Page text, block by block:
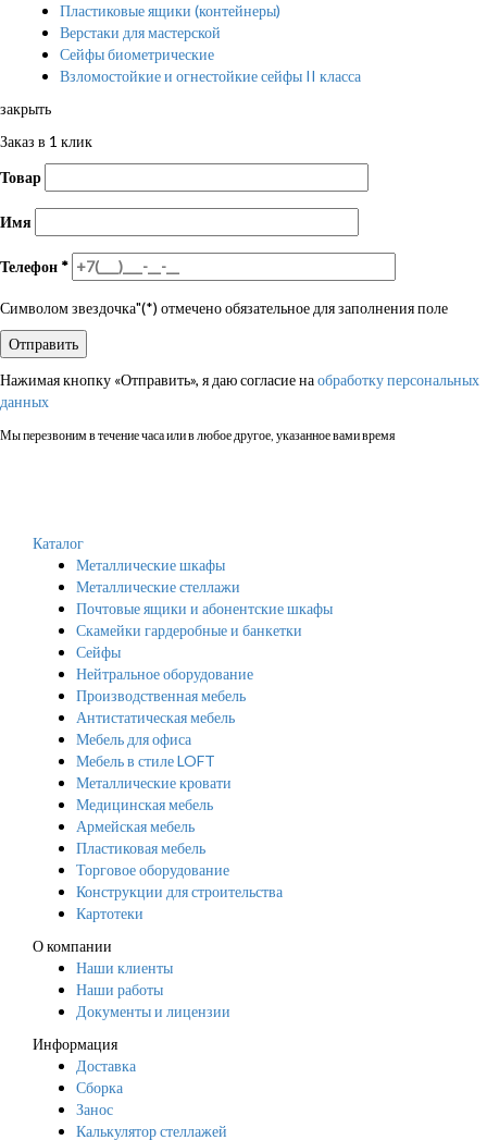
Пластиковые ящики (контейнеры)
Верстаки для мастерской
Сейфы биометрические
Взломостойкие и огнестойкие сейфы II класса
закрыть
Заказ в 1 клик
Товар
Имя
Телефон *
Символом звездочка"(*) отмечено обязательное для заполнения поле
Нажимая кнопку «Отправить», я даю согласие наобработку персональных
данных
Мы перезвоним в течение часа или в любое другое, указанное вами время
Каталог
Металлические шкафы
Металлические стеллажи
Почтовые ящики и абонентские шкафы
Скамейки гардеробные и банкетки
Сейфы
Нейтральное оборудование
Производственная мебель
Антистатическая мебель
Мебель для офиса
Мебель в стиле LOFT
Металлические кровати
Медицинская мебель
Армейская мебель
Пластиковая мебель
Торговое оборудование
Конструкции для строительства
Картотеки
О компании
Наши клиенты
Наши работы
Документы и лицензии
Информация
Доставка
Сборка
Занос
Калькулятор стеллажей